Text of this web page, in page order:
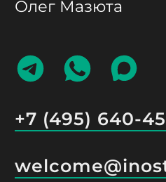
Олег Мазюта
НАПИСАТЬ
TELEGRAM
НАПИСАТЬ
WHATSAPP
+7 (495) 640-